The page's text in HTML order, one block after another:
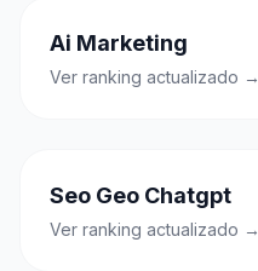
Ai Marketing
Ver ranking actualizado →
Seo Geo Chatgpt
Ver ranking actualizado →